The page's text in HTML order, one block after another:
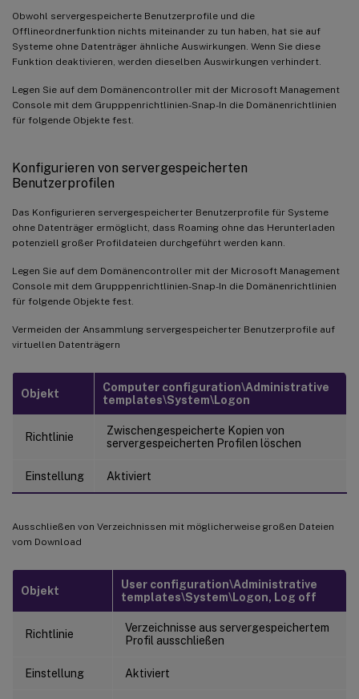
Obwohl servergespeicherte Benutzerprofile und die
Offlineordnerfunktion nichts miteinander zu tun haben, hat sie auf
Systeme ohne Datenträger ähnliche Auswirkungen. Wenn Sie diese
Funktion deaktivieren, werden dieselben Auswirkungen verhindert.
Legen Sie auf dem Domänencontroller mit der Microsoft Management
Console mit dem Grupppenrichtlinien-Snap-In die Domänenrichtlinien
für folgende Objekte fest.
Konfigurieren von servergespeicherten
Benutzerprofilen
Das Konfigurieren servergespeicherter Benutzerprofile für Systeme
ohne Datenträger ermöglicht, dass Roaming ohne das Herunterladen
potenziell großer Profildateien durchgeführt werden kann.
Legen Sie auf dem Domänencontroller mit der Microsoft Management
Console mit dem Grupppenrichtlinien-Snap-In die Domänenrichtlinien
für folgende Objekte fest.
Vermeiden der Ansammlung servergespeicherter Benutzerprofile auf
virtuellen Datenträgern
Objekt
Computer configuration\Administrative
templates\System\Logon
Richtlinie
Zwischengespeicherte Kopien von
servergespeicherten Profilen löschen
Einstellung Aktiviert
Ausschließen von Verzeichnissen mit möglicherweise großen Dateien
vom Download
Objekt
User configuration\Administrative
templates\System\Logon, Log off
Richtlinie
Verzeichnisse aus servergespeichertem
Profil ausschließen
Einstellung Aktiviert